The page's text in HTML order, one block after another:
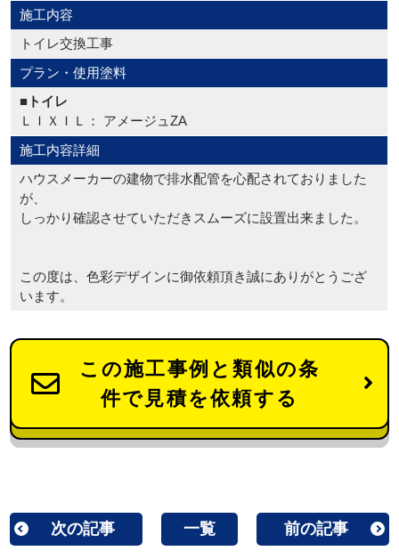
施工内容
トイレ交換工事
プラン・使用塗料
■トイレ
ＬＩＸＩＬ： アメージュZA
施工内容詳細
ハウスメーカーの建物で排水配管を心配されておりました
が、
しっかり確認させていただきスムーズに設置出来ました。
この度は、色彩デザインに御依頼頂き誠にありがとうござ
います。
この施工事例と類似の条
件で見積を依頼する
次の記事 一覧 前の記事